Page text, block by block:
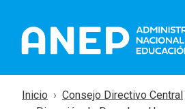
Inicio
Consejo Directivo Central